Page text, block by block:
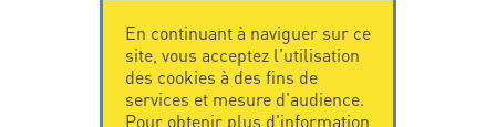
En continuant à naviguer sur ce
site, vous acceptez l'utilisation
des cookies à des fins de
services et mesure d'audience.
Pour obtenir plus d'information